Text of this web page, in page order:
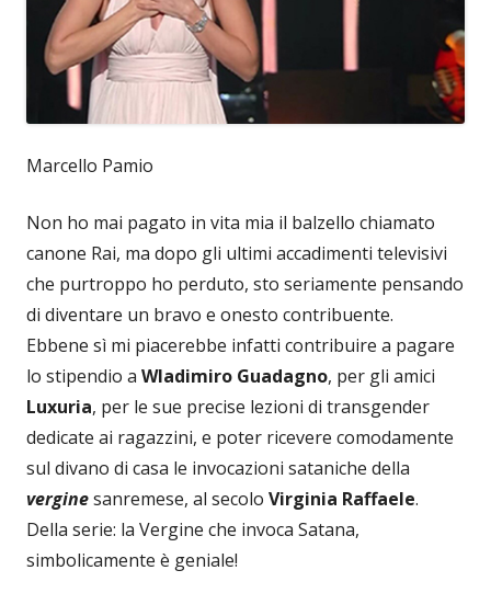
Marcello Pamio
Non ho mai pagato in vita mia il balzello chiamato
canone Rai, ma dopo gli ultimi accadimenti televisivi
che purtroppo ho perduto, sto seriamente pensando
di diventare un bravo e onesto contribuente.
Ebbene sì mi piacerebbe infatti contribuire a pagare
lo stipendio a Wladimiro Guadagno, per gli amici
Luxuria, per le sue precise lezioni di transgender
dedicate ai ragazzini, e poter ricevere comodamente
sul divano di casa le invocazioni sataniche della
verginesanremese, al secolo Virginia Raffaele.
Della serie: la Vergine che invoca Satana,
simbolicamente è geniale!